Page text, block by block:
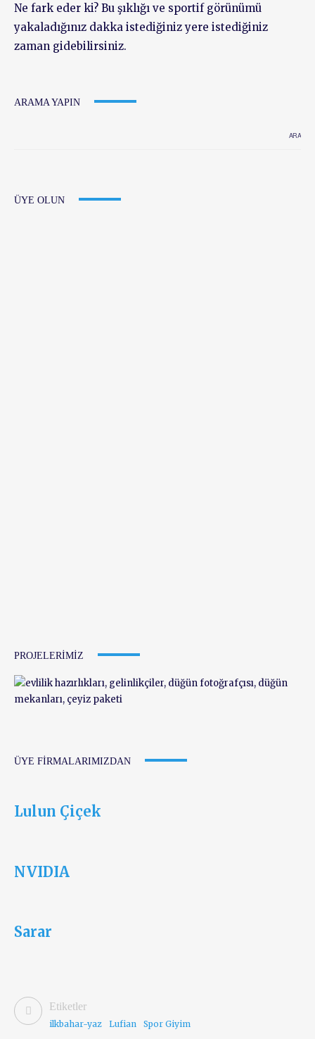
Ne fark eder ki? Bu şıklığı ve sportif görünümü
yakaladığınız dakka istediğiniz yere istediğiniz
zaman gidebilirsiniz.
ARAMA YAPIN
ÜYE OLUN
PROJELERIMIZ
ÜYE FIRMALARIMIZDAN
Lulun Çiçek
NVIDIA
Sarar
Etiketler
ilkbahar-yaz Lufian Spor Giyim